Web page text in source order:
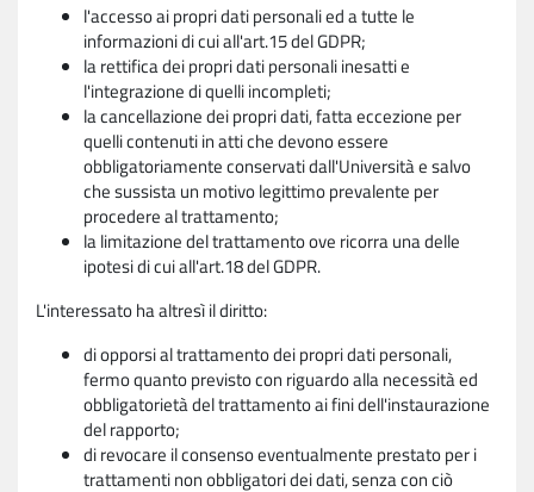
l'accesso ai propri dati personali ed a tutte le
informazioni di cui all'art.15 del GDPR;
la rettifica dei propri dati personali inesatti e
l'integrazione di quelli incompleti;
la cancellazione dei propri dati, fatta eccezione per
quelli contenuti in atti che devono essere
obbligatoriamente conservati dall'Università e salvo
che sussista un motivo legittimo prevalente per
procedere al trattamento;
la limitazione del trattamento ove ricorra una delle
ipotesi di cui all'art.18 del GDPR.
L'interessato ha altresì il diritto:
di opporsi al trattamento dei propri dati personali,
fermo quanto previsto con riguardo alla necessità ed
obbligatorietà del trattamento ai fini dell'instaurazione
del rapporto;
di revocare il consenso eventualmente prestato per i
trattamenti non obbligatori dei dati, senza con ciò